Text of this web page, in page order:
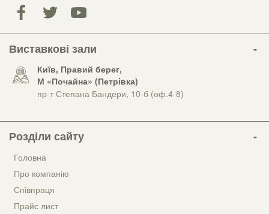
Виставкові зали
Київ, Правий берег,
М «Почайна» (Петрiвка)
пр-т Степана Бандери, 10-б (оф.4-8)
Розділи сайту
Головна
Про компанію
Співпраця
Прайс лист